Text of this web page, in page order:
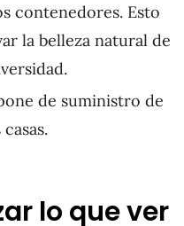
contenedores. Esto
la belleza natural de
de suministro de
lo que ver